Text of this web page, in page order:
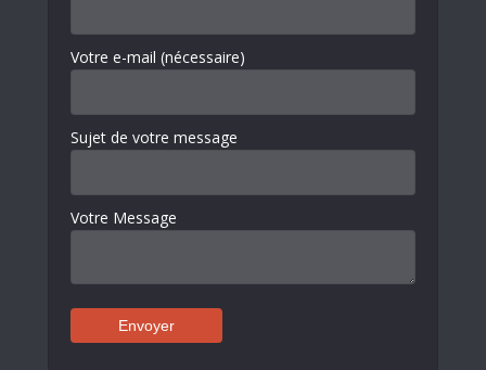
Votre e-mail (nécessaire)
Sujet de votre message
Votre Message